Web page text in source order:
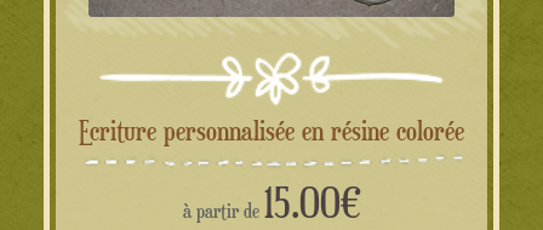
Ecriture personnalisée en résine colorée
à partir de 15.00€